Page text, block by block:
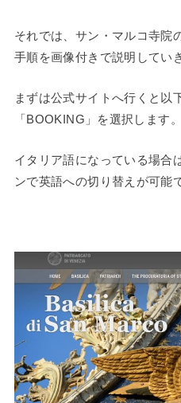
それでは、サン・マルコ寺院
手順を画像付きで説明してい
まずは公式サイトへ行くと以
「BOOKING」を選択します。
イタリア語になっている場合
ンで英語への切り替えが可能